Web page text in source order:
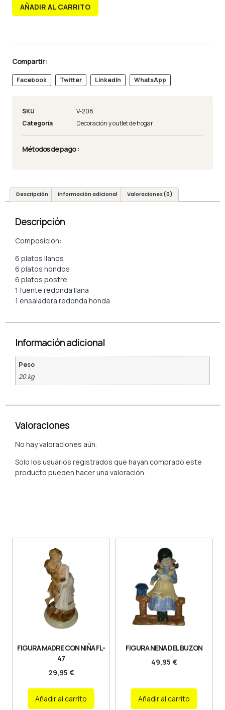
AÑADIR AL CARRITO
Compartir:
Facebook Twitter LinkedIn WhatsApp
SKU
V-208
Categoría
Decoración y outlet de hogar
Métodos de pago :
Descripción Información adicional Valoraciones (0)
Descripción
Composición:
6 platos llanos
6 platos hondos
6 platos postre
1 fuente redonda llana
1 ensaladera redonda honda
Información adicional
Peso
20 kg
Valoraciones
No hay valoraciones aún.
Solo los usuarios registrados que hayan comprado este
producto pueden hacer una valoración.
FIGURA MADRE CON NIÑA FL-
47
29,95 €
Añadir al carrito
FIGURA NENA DEL BUZON
49,95 €
Añadir al carrito